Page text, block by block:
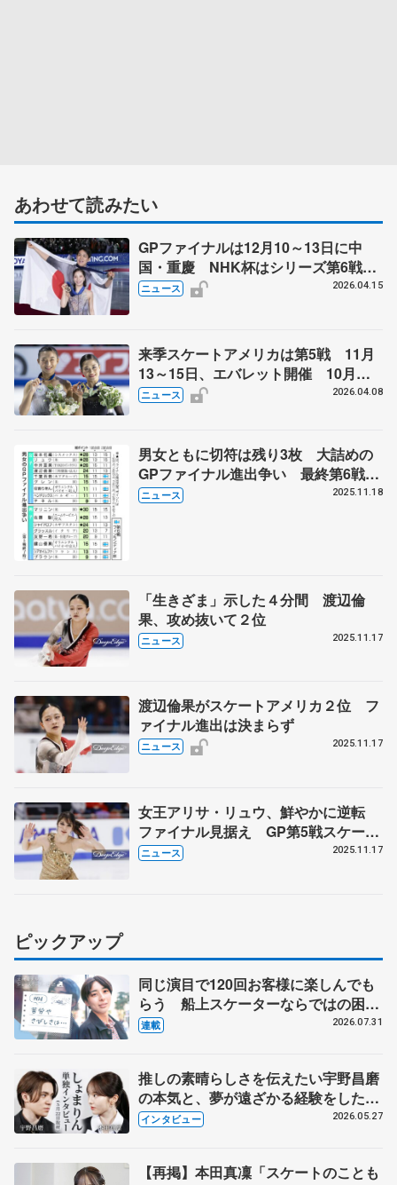
あわせて読みたい
GPファイナルは12月10～13日に中
国・重慶 NHK杯はシリーズ第6戦、
11月27～29日に東京 2026～27年シ
ニュース 2026.04.15
来季スケートアメリカは第5戦 11月
13～15日、エバレット開催 10月開
催から変更と米国協会
ニュース 2026.04.08
男女ともに切符は残り3枚 大詰めの
GPファイナル進出争い 最終第6戦に
千葉百音、住吉りをん、鍵山優真ら
ニュース 2025.11.18
「生きざま」示した４分間 渡辺倫
果、攻め抜いて２位
ニュース 2025.11.17
渡辺倫果がスケートアメリカ２位 フ
ァイナル進出は決まらず
ニュース 2025.11.17
女王アリサ・リュウ、鮮やかに逆転
ファイナル見据え GP第5戦スケート
アメリカ女子フリー
ニュース 2025.11.17
ピックアップ
同じ演目で120回お客様に楽しんでも
らう 船上スケーターならではの困難
とは 影響あったPIW前キャプテン松
連載 2026.07.31
推しの素晴らしさを伝えたい宇野昌磨
の本気と、夢が遠ざかる経験をした本
田真凜の覚悟
インタビュー 2026.05.27
【再掲】本田真凜「スケートのことも